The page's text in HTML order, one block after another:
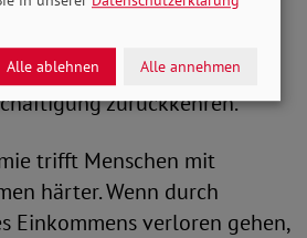
auf 13 Euro pro Stunde
von Ausnahmen,
die
zurückkehren.
trifft Menschen mit
härter. Wenn durch
Einkommens verloren gehen,
Alle ablehnen Alle annehmen